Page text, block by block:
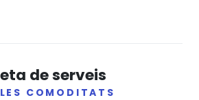
de serveis
COMODITATS